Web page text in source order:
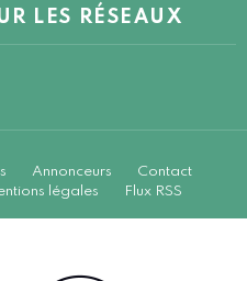
LES RÉSEAUX
Annonceurs
Contact
légales Flux RSS